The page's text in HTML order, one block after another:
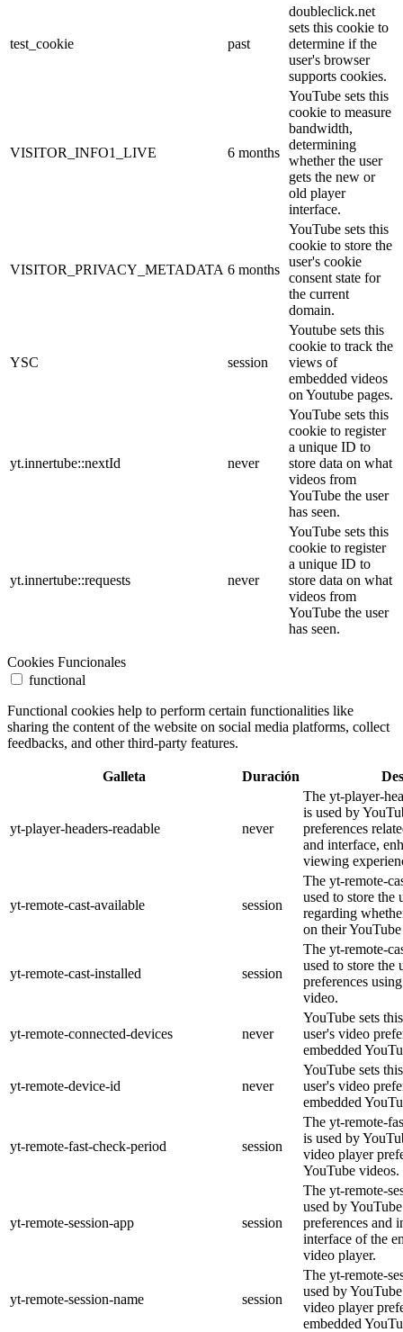
test_cookie past
doubleclick.net
sets this cookie to
determine if the
user's browser
supports cookies.
VISITOR_INFO1_LIVE 6 months
YouTube sets this
cookie to measure
bandwidth,
determining
whether the user
gets the new or
old player
interface.
VISITOR_PRIVACY_METADATA 6 months
YouTube sets this
cookie to store the
user's cookie
consent state for
the current
domain.
YSC session
Youtube sets this
cookie to track the
views of
embedded videos
on Youtube pages.
yt.innertube::nextId never
YouTube sets this
cookie to register
a unique ID to
store data on what
videos from
YouTube the user
has seen.
yt.innertube::requests never
YouTube sets this
cookie to register
a unique ID to
store data on what
videos from
YouTube the user
has seen.
Cookies Funcionales
functional
Functional cookies help to perform certain functionalities like
sharing the content of the website on social media platforms, collect
feedbacks, and other third-party features.
Galleta Duración
yt-player-headers-readable never
The yt-player-
is used by
preferences
and interface,
viewing
yt-remote-cast-available session
The yt-remote-
used to store the
regarding
on their
yt-remote-cast-installed session
The yt-remote-
used to store the
preferences
video.
yt-remote-connected-devices never
YouTube sets
user's video
embedded
yt-remote-device-id never
YouTube sets
user's video
embedded
yt-remote-fast-check-period session
The yt-remote-
is used by
video player
YouTube videos.
yt-remote-session-app session
The yt-remote-
used by
preferences and
interface of the
video player.
yt-remote-session-name session
The yt-remote-
used by
video player
embedded